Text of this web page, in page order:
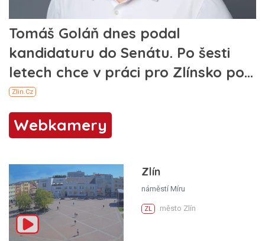
Webkamery
Zlín
náměstí Míru
ZL město Zlín